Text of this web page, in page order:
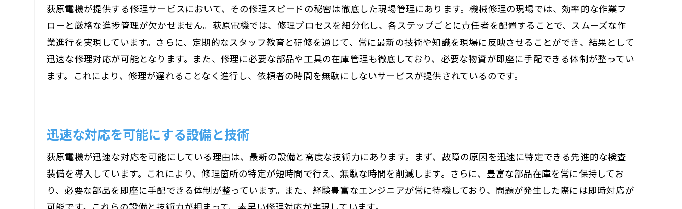
荻原電機が提供する修理サービスにおいて、その修理スピードの秘密は徹底した現場管理にあります。機械修理の現場では、効率的な作業フ
ローと厳格な進捗管理が欠かせません。荻原電機では、修理プロセスを細分化し、各ステップごとに責任者を配置することで、スムーズな作
業進行を実現しています。さらに、定期的なスタッフ教育と研修を通じて、常に最新の技術や知識を現場に反映させることができ、結果として
迅速な修理対応が可能となります。また、修理に必要な部品や工具の在庫管理も徹底しており、必要な物資が即座に手配できる体制が整ってい
ます。これにより、修理が遅れることなく進行し、依頼者の時間を無駄にしないサービスが提供されているのです。
迅速な対応を可能にする設備と技術
荻原電機が迅速な対応を可能にしている理由は、最新の設備と高度な技術力にあります。まず、故障の原因を迅速に特定できる先進的な検査
装備を導入しています。これにより、修理箇所の特定が短時間で行え、無駄な時間を削減します。さらに、豊富な部品在庫を常に保持してお
り、必要な部品を即座に手配できる体制が整っています。また、経験豊富なエンジニアが常に待機しており、問題が発生した際には即時対応が